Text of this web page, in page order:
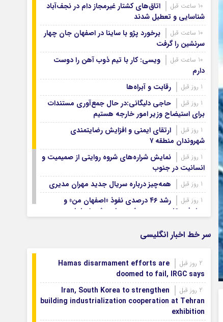
آرشیو ۱۳۹۹
آرشیو ۱۳۹۸
آرشیو ۱۳۹۷
اتاق‌های کشتار غیرمجاز دام در نجف‌آباد
شناسایی و تعطیل شدند
برخورد پژو با ساینا در اصفهان جان چهار
سرنشین را گرفت
ویسی: کار با تیم ذوب آهن را دوست
دارم
رقابت و آبراه‌ها
حاجی دلیگانی:در حال جمع‌آوری مستندات
برای استیضاح وزیر امور خارجه هستیم
ارتقای ایمنی و افزایش رضایتمندی
شهروندان منطقه ۷
نمایش شراره‌های شروه روایتی از صمیمیت و
انسانیت در جنوب
همه‌چیز درباره سریال جدید مهران مدیری
رشد ۴۶ درصدی نفوذ «اصفهان من» و
پیشرفت ۱۶ درصدی هوشمندسازی شهر اصفهان
اصفهان صاحب شرکت‌های ممیزی انرژی
می‌شود
حمایت از تشکل‌های اجتماعی
سر خط اخبار انگلیسی
Hamas disarmament efforts are
doomed to fail, IRGC says
Iran, South Korea to strengthen
building industrialization cooperation at Tehran
exhibition